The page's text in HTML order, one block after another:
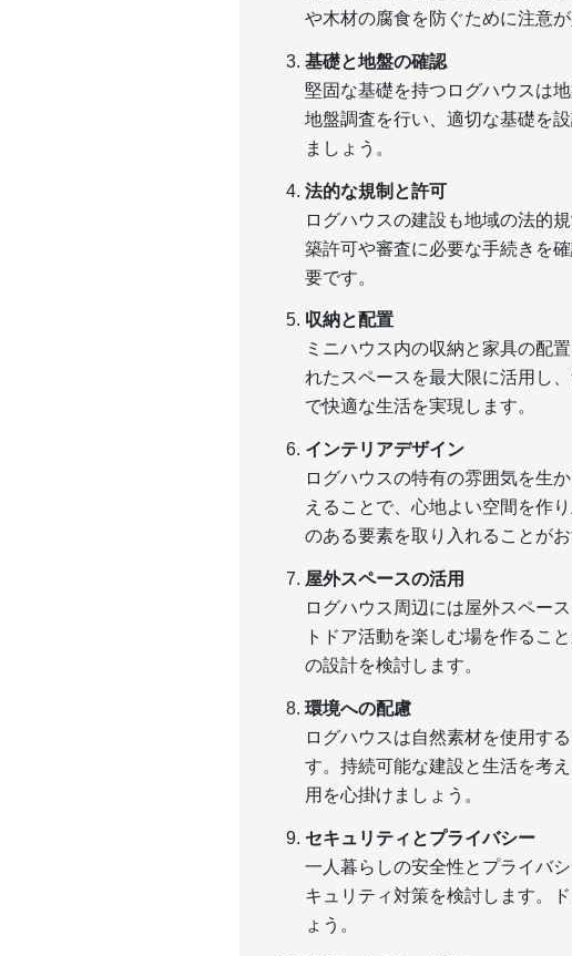
や木材の腐食を防ぐために注意が
基礎と地盤の確認
堅固な基礎を持つログハウスは
地盤調査を行い、適切な基礎を
ましょう。
法的な規制と許可
ログハウスの建設も地域の法的
築許可や審査に必要な手続きを
要です。
収納と配置
ミニハウス内の収納と家具の配
れたスペースを最大限に活用し
で快適な生活を実現します。
インテリアデザイン
ログハウスの特有の雰囲気を生
えることで、心地よい空間を作
のある要素を取り入れることがお
屋外スペースの活用
ログハウス周辺には屋外スペー
トドア活動を楽しむ場を作るこ
の設計を検討します。
環境への配慮
ログハウスは自然素材を使用す
す。持続可能な建設と生活を考
用を心掛けましょう。
セキュリティとプライバシー
一人暮らしの安全性とプライバ
キュリティ対策を検討します。
ょう。